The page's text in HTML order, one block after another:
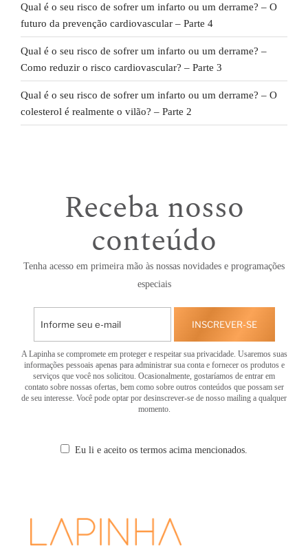
Qual é o seu risco de sofrer um infarto ou um derrame? – O
futuro da prevenção cardiovascular – Parte 4
Qual é o seu risco de sofrer um infarto ou um derrame? –
Como reduzir o risco cardiovascular? – Parte 3
Qual é o seu risco de sofrer um infarto ou um derrame? – O
colesterol é realmente o vilão? – Parte 2
Receba nosso
conteúdo
Tenha acesso em primeira mão às nossas novidades e programações
especiais
INSCREVER-SE
A Lapinha se compromete em proteger e respeitar sua privacidade. Usaremos suas
informações pessoais apenas para administrar sua conta e fornecer os produtos e
serviços que você nos solicitou. Ocasionalmente, gostaríamos de entrar em
contato sobre nossas ofertas, bem como sobre outros conteúdos que possam ser
de seu interesse. Você pode optar por desinscrever-se de nosso mailing a qualquer
momento.
Eu li e aceito os termos acima mencionados.